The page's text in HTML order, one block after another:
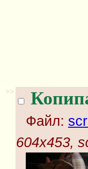
>>
Файл:
604x453,